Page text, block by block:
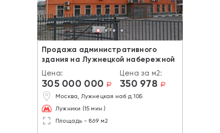
Продажа административного
здания на Лужнецкой набережной
Цена:
305 000 000 a
Цена за м2:
350 978 a
Москва, Лужнецкая наб д.10Б
Лужники (15 мин.)
Площадь - 869 м2